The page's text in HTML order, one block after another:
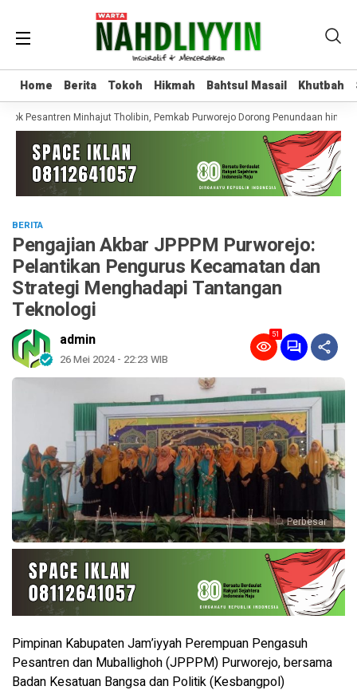
Home Berita Tokoh Hikmah Bahtsul Masail Khutbah
Home Berita Tokoh Hikmah Bahtsul Masail Khutbah
Pesantren Minhajut Tholibin, Pemkab Purworejo Dorong Penundaan hingga
BERITA
Pengajian Akbar JPPPM Purworejo:
Pelantikan Pengurus Kecamatan dan
Strategi Menghadapi Tantangan
Teknologi
admin
26 Mei 2024 - 22:23 WIB
51
Perbesar
Pimpinan Kabupaten Jam’iyyah Perempuan Pengasuh
Pesantren dan Muballighoh (JPPPM) Purworejo, bersama
Badan Kesatuan Bangsa dan Politik (Kesbangpol)